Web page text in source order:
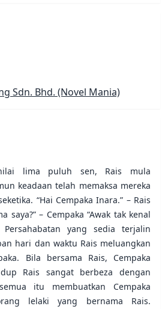
Sdn. Bhd. (Novel Mania)
lima puluh sen, Rais mula
keadaan telah memaksa mereka
“Hai Cempaka Inara.” – Rais
saya?” – Cempaka “Awak tak kenal
yang sedia terjalin
hari dan waktu Rais meluangkan
Bila bersama Rais, Cempaka
Rais sangat berbeza dengan
itu membuatkan Cempaka
lelaki yang bernama Rais.